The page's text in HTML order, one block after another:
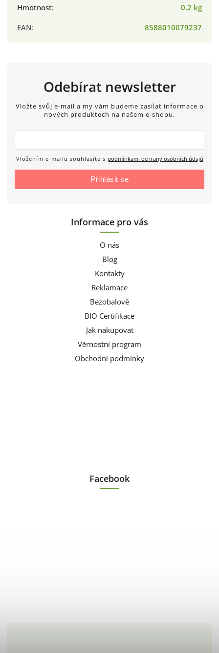
Hmotnost:
0.2 kg
EAN: 8588010079237
Odebírat newsletter
Vložte svůj e-mail a my vám budeme zasílat informace o
nových produktech na našem e-shopu.
Vložením e-mailu souhlasíte s podmínkami ochrany osobních údajů
Přihlásit se
Informace pro vás
O nás
Blog
Kontakty
Reklamace
Bezobalově
BIO Certifikace
Jak nakupovat
Věrnostní program
Obchodní podmínky
Facebook